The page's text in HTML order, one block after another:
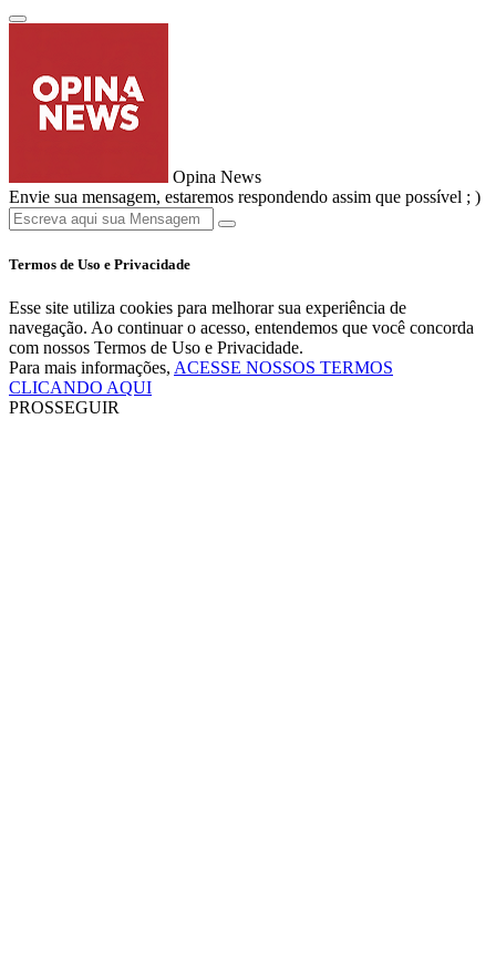
Opina News
Envie sua mensagem, estaremos respondendo assim que possível ; )
Termos de Uso e Privacidade
Esse site utiliza cookies para melhorar sua experiência de
navegação. Ao continuar o acesso, entendemos que você concorda
com nossos Termos de Uso e Privacidade.
Para mais informações, ACESSE NOSSOS TERMOS
CLICANDO AQUI
PROSSEGUIR